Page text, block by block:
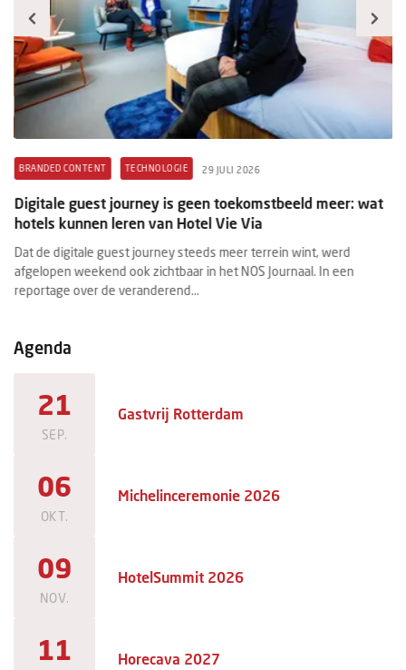
BRANDED CONTENT TECHNOLOGIE 29 JULI 2026
Digitale guest journey is geen toekomstbeeld meer: wat
hotels kunnen leren van Hotel Vie Via
Dat de digitale guest journey steeds meer terrein wint, werd
afgelopen weekend ook zichtbaar in het NOS Journaal. In een
reportage over de veranderend...
Agenda
21
SEP.
Gastvrij Rotterdam
06
OKT.
Michelinceremonie 2026
09
NOV.
HotelSummit 2026
11 Horecava 2027